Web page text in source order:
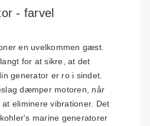
- farvel
en uvelkommen gæst.
for at sikre, at det
generator er ro i sindet.
dæmper motoren, når
eliminere vibrationer. Det
marine generatorer